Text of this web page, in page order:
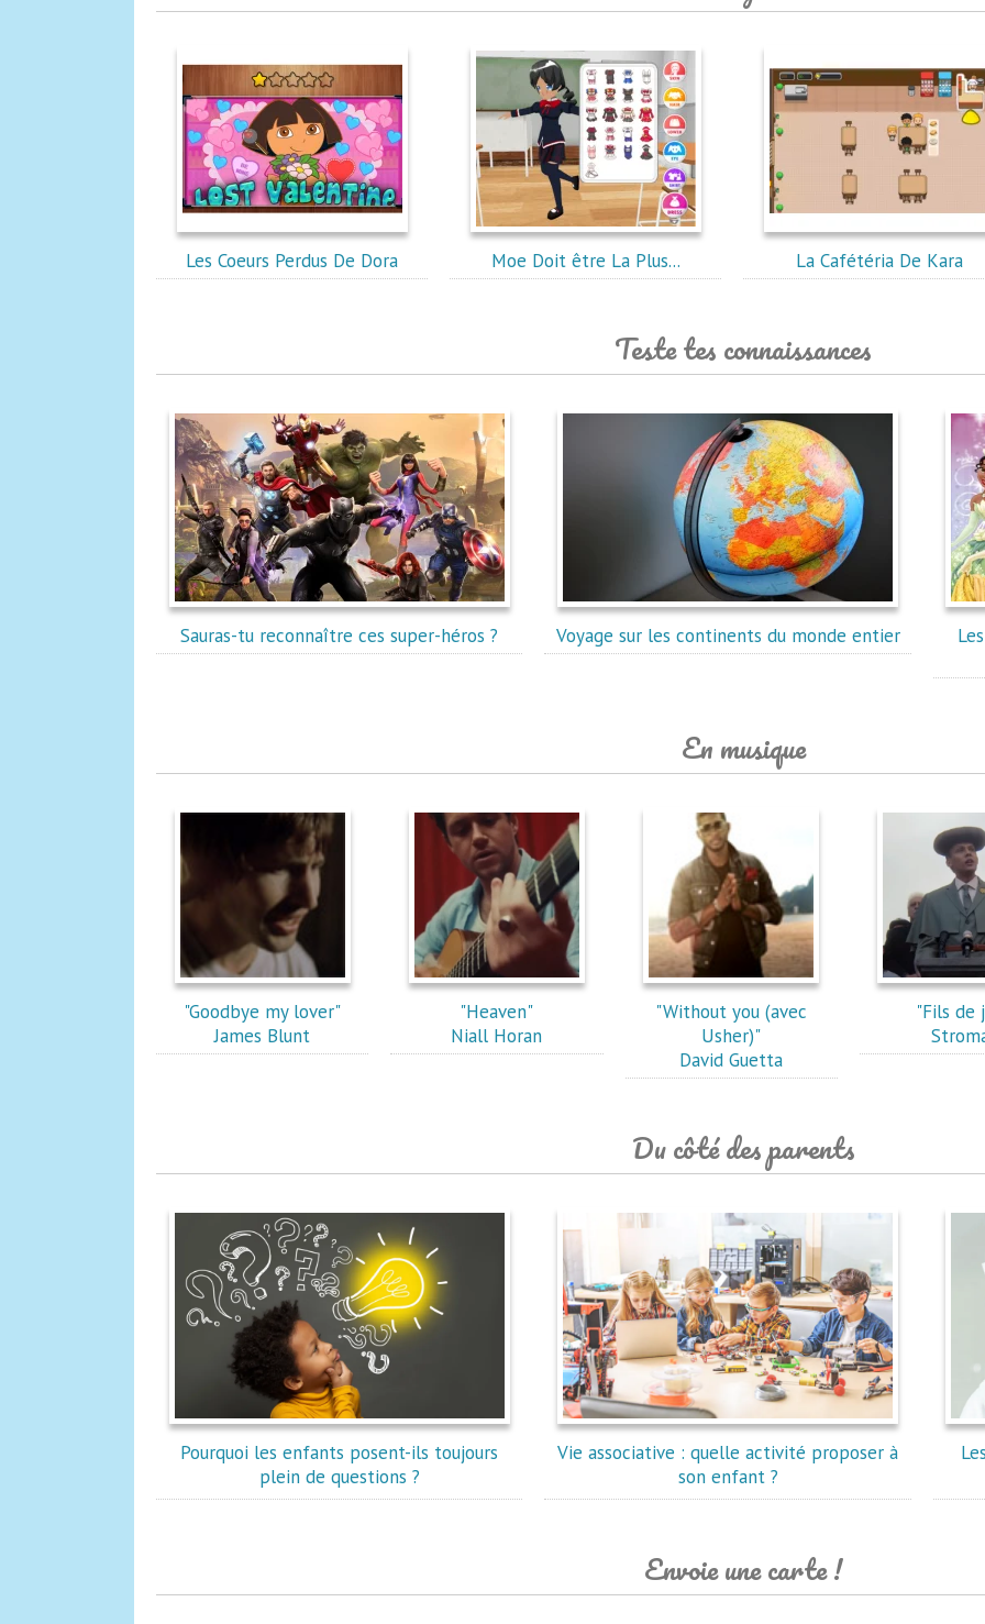
Les Coeurs Perdus De Dora Moe Doit être La Plus... La Cafétéria De Kara
Teste tes connaissances
Sauras-tu reconnaître ces super-héros ? Voyage sur les continents du monde entier
En musique
"Goodbye my lover"
James Blunt
"Heaven"
Niall Horan
"Without you (avec
Usher)"
David Guetta
"Fils de
Du côté des parents
Pourquoi les enfants posent-ils toujours
plein de questions ?
Vie associative : quelle activité proposer à
son enfant ?
Envoie une carte !